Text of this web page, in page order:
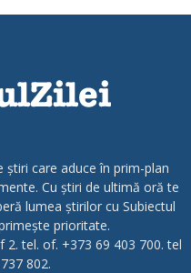
care aduce în prim-plan
Cu știri de ultimă oră te
lumea știrilor cu Subiectul
prioritate.
2. tel. of. +373 69 403 700. tel
802.